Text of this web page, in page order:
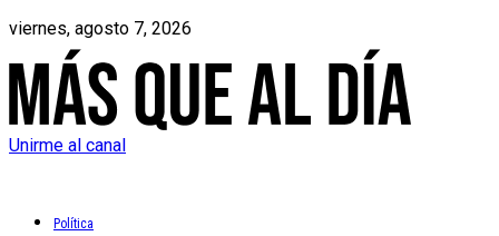
viernes, agosto 7, 2026
Unirme al canal
Política